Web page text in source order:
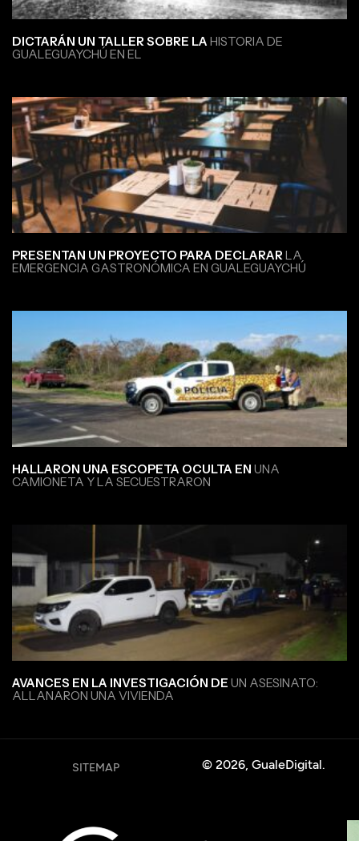
DICTARÁN UN TALLER SOBRE LA HISTORIA DE
GUALEGUAYCHÚ EN EL
PRESENTAN UN PROYECTO PARA DECLARARLA
EMERGENCIA GASTRONÓMICA EN GUALEGUAYCHÚ
HALLARON UNA ESCOPETA OCULTA EN UNA
CAMIONETA Y LA SECUESTRARON
AVANCES EN LA INVESTIGACIÓN DE UN ASESINATO:
ALLANARON UNA VIVIENDA
© 2026, GualeDigital.
SITEMAP